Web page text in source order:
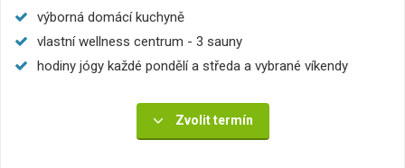
výborná domácí kuchyně
vlastní wellness centrum - 3 sauny
hodiny jógy každé pondělí a středa a vybrané víkendy
Zvolit termín